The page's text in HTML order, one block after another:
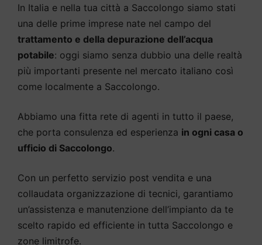
In Italia e nella tua città a Saccolongo siamo stati
una delle prime imprese nate nel campo del
trattamento e della depurazione dell’acqua
potabile: oggi siamo senza dubbio una delle realtà
più importanti presente nel mercato italiano così
come localmente a Saccolongo.
Abbiamo una fitta rete di agenti in tutto il paese,
che porta consulenza ed esperienza in ogni casa o
ufficio di Saccolongo.
Con un perfetto servizio post vendita e una
collaudata organizzazione di tecnici, garantiamo
un’assistenza e manutenzione dell’impianto da te
scelto rapido ed efficiente in tutta Saccolongo e
zone limitrofe.